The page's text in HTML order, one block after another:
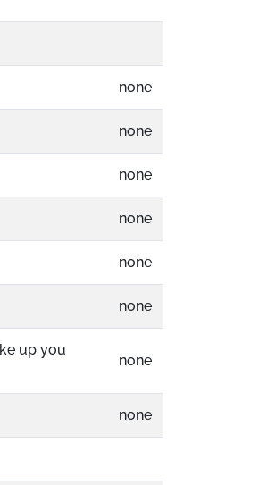
none
none
none
none
none
none
up you
none
none